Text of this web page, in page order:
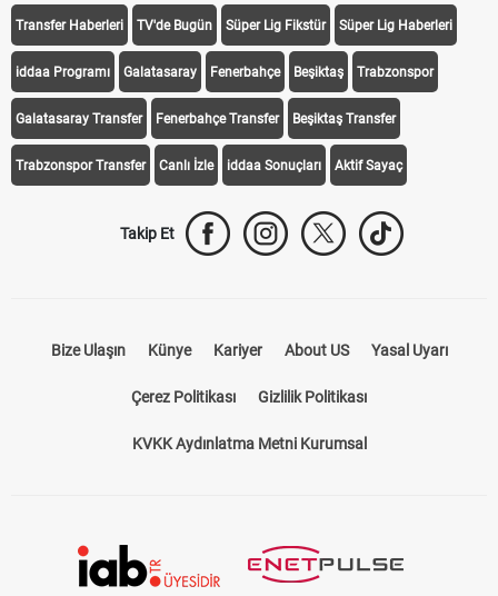
Transfer Haberleri TV'de Bugün Süper Lig Fikstür Süper Lig Haberleri
iddaa Programı Galatasaray Fenerbahçe Beşiktaş Trabzonspor
Galatasaray Transfer Fenerbahçe Transfer Beşiktaş Transfer
Trabzonspor Transfer Canlı İzle iddaa Sonuçları Aktif Sayaç
Takip Et
Bize Ulaşın Künye Kariyer About US Yasal Uyarı
Çerez Politikası Gizlilik Politikası
KVKK Aydınlatma Metni Kurumsal